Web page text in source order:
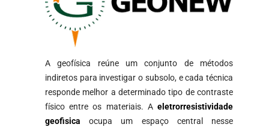
A geofísica reúne um conjunto de métodos
indiretos para investigar o subsolo, e cada técnica
responde melhor a determinado tipo de contraste
físico entre os materiais. Aeletrorresistividade
geofisica ocupa um espaço central nesse